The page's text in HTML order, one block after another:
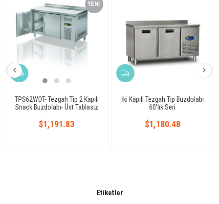
TPS62WOT- Tezgah Tip 2 Kapılı
Snack Buzdolabı- Üst Tablasız
$1,191.83
YENI
İki Kapılı Tezgah Tip Buzdolabı
60'lık Seri
$1,180.48
Etiketler